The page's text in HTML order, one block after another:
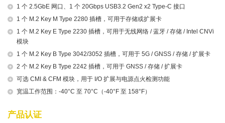
1 个 2.5GbE 网口、1 个 20Gbps USB3.2 Gen2 x2 Type-C 接口
1 个 M.2 Key M Type 2280 插槽，可用于存储或扩展卡
1 个 M.2 Key E Type 2230 插槽，可用于无线网络 / 蓝牙 / 存储 / Intel CNVi
模块
1 个 M.2 Key B Type 3042/3052 插槽，可用于 5G / GNSS / 存储 / 扩展卡
2 个 M.2 Key B Type 2242 插槽，可用于 GNSS / 存储 / 扩展卡
可选 CMI & CFM 模块，用于 I/O 扩展与电源点火检测功能
宽温工作范围：-40°C 至 70°C（-40°F 至 158°F）
产品认证